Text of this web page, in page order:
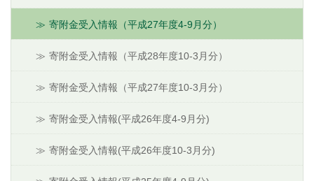
寄附金受入情報（平成27年度4-9月分）
寄附金受入情報（平成28年度10-3月分）
寄附金受入情報（平成27年度10-3月分）
寄附金受入情報(平成26年度4-9月分)
寄附金受入情報(平成26年度10-3月分)